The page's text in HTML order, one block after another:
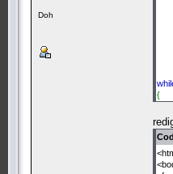
Doh
{
echo